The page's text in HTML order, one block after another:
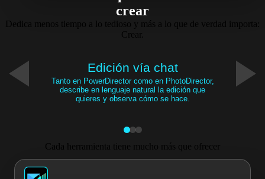
crear
Dedica menos tiempo a lo tedioso y más a lo que de verdad importa:
Crear.
Edición vía chat
Tanto en PowerDirector como en PhotoDirector,
describe en lenguaje natural la edición que
quieres y observa cómo se hace.
Cada herramienta tiene mucho más que ofrecer